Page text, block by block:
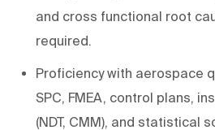
and cross functional root
required.
Proficiency with aerospace
SPC, FMEA, control plans,
(NDT, CMM), and statistical